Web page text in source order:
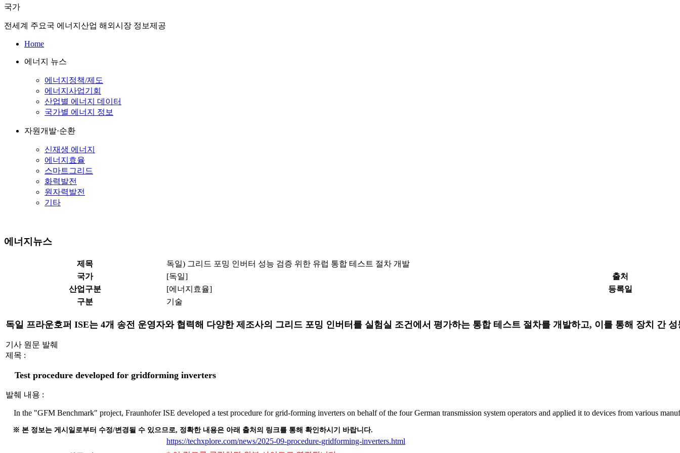
국가
전세계 주요국 에너지산업 해외시장 정보제공
Home
에너지 뉴스
에너지정책/제도
에너지사업기회
산업별 에너지 데이터
국가별 에너지 정보
자원개발·순환
신재생 에너지
에너지효율
스마트그리드
화력발전
원자력발전
기타
에너지뉴스
제목
독일) 그리드 포밍 인버터 성능 검증 위한 유럽 통합 테스트 절차 개발
국가
[독일]
출처
산업구분
[에너지효율]
등록일
구분
기술
독일 프라운호퍼 ISE는 4개 송전 운영자와 협력해 다양한 제조사의 그리드 포밍 인버터를 실험실 조건에서 평가하는 통합 테스트 절차를 개발하고, 이를 통해 장치 간
기사 원문 발췌
제목 :
Test procedure developed for gridforming inverters
발췌 내용 :
In the "GFM Benchmark" project, Fraunhofer ISE developed a test procedure for grid-forming inverters on behalf of the four German transmission system operators and applied it to devices from various
※ 본 정보는 게시일로부터 수정/변경될 수 있으므로, 정확한 내용은 아래 출처의 링크를 통해 확인하시기 바랍니다.
https://techxplore.com/news/2025-09-procedure-gridforming-inverters.html